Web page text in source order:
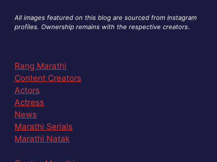
All images featured on this blog are sourced from Instagram
profiles. Ownership remains with the respective creators.
Rang Marathi
Content Creators
Actors
Actress
News
Marathi Serials
Marathi Natak